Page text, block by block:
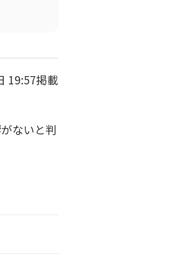
19:57掲載
ないと判